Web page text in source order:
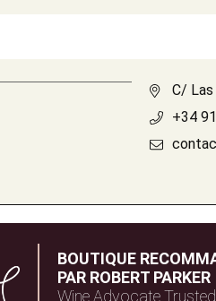
C/ Las
+34
BOUTIQUE
PAR ROBERT PARKER
Wine Advocate